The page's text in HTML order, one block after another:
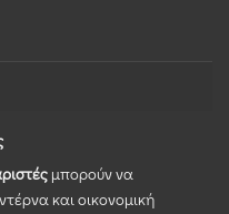
μπορούν να
και οικονομική